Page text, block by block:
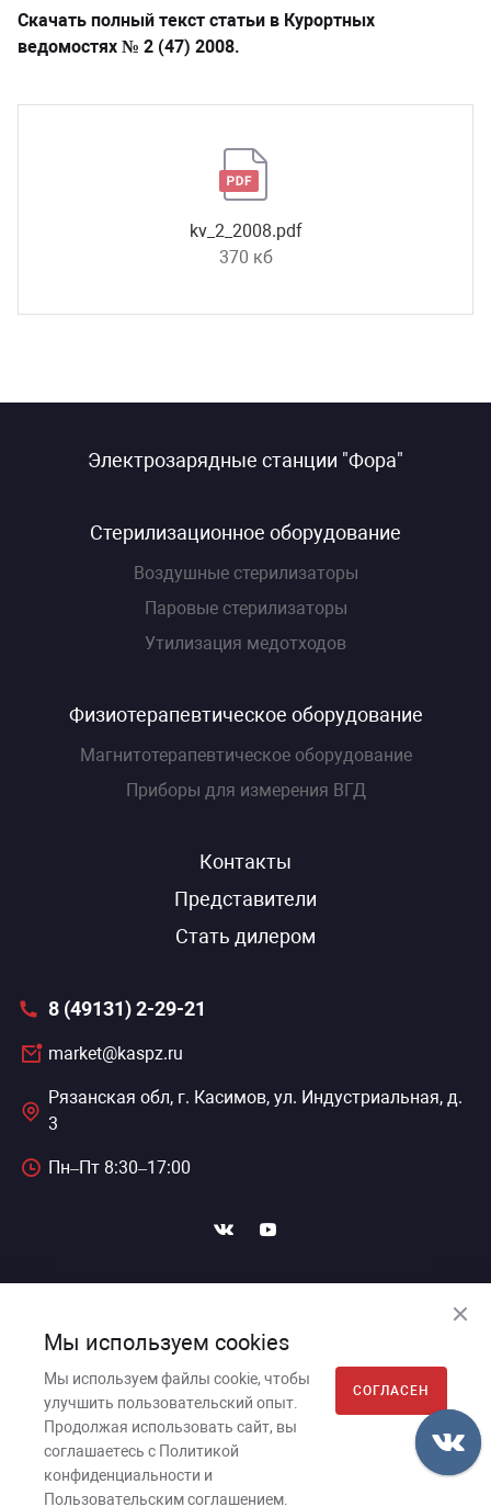
Скачать полный текст статьи в Курортных
ведомостях № 2 (47) 2008.
kv_2_2008.pdf
370 кб
Электрозарядные станции "Фора"
Стерилизационное оборудование
Воздушные стерилизаторы
Паровые стерилизаторы
Утилизация медотходов
Физиотерапевтическое оборудование
Магнитотерапевтическое оборудование
Приборы для измерения ВГД
Контакты
Представители
Стать дилером
8 (49131) 2-29-21
market@kaspz.ru
Рязанская обл, г. Касимов, ул. Индустриальная, д.
3
Пн–Пт 8:30–17:00
Касимовский приборный завод, 2026г. © Все права
защищены.
Пользовательское соглашение
Политика обработки персональных данных
Мы используем cookies
Мы используем файлы cookie, чтобы
улучшить пользовательский опыт.
Продолжая использовать сайт, вы
соглашаетесь с Политикой
конфиденциальности и
Пользовательским соглашением.
СОГЛАСЕН